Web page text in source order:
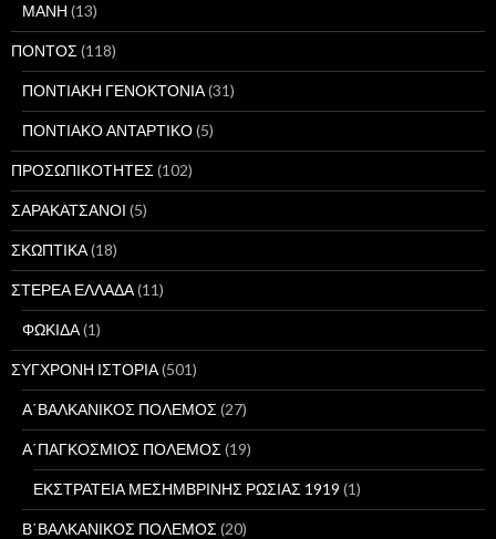
ΜΑΝΗ (13)
ΠΟΝΤΟΣ (118)
ΠΟΝΤΙΑΚΗ ΓΕΝΟΚΤΟΝΙΑ(31)
ΠΟΝΤΙΑΚΟ ΑΝΤΑΡΤΙΚΟ(5)
ΠΡΟΣΩΠΙΚΟΤΗΤΕΣ (102)
ΣΑΡΑΚΑΤΣΑΝΟΙ (5)
ΣΚΩΠΤΙΚΑ(18)
ΣΤΕΡΕΑ ΕΛΛΑΔΑ(11)
ΦΩΚΙΔΑ(1)
ΣΥΓΧΡΟΝΗ ΙΣΤΟΡΙΑ(501)
Α΄ΒΑΛΚΑΝΙΚΟΣ ΠΟΛΕΜΟΣ (27)
Α΄ΠΑΓΚΟΣΜΙΟΣ ΠΟΛΕΜΟΣ (19)
ΕΚΣΤΡΑΤΕΙΑ ΜΕΣΗΜΒΡΙΝΗΣ ΡΩΣΙΑΣ 1919 (1)
Β΄ΒΑΛΚΑΝΙΚΟΣ ΠΟΛΕΜΟΣ (20)